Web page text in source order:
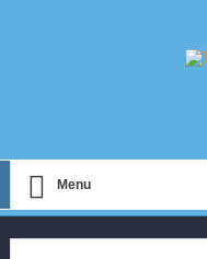
Menu